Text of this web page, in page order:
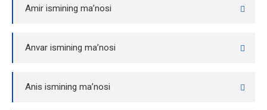
Amir ismining ma’nosi
Anvar ismining ma’nosi
Anis ismining ma’nosi